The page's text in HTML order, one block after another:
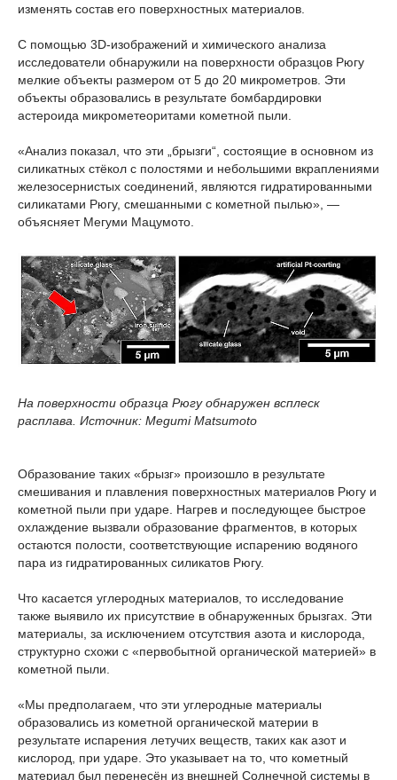
изменять состав его поверхностных материалов.
С помощью 3D-изображений и химического анализа
исследователи обнаружили на поверхности образцов Рюгу
мелкие объекты размером от 5 до 20 микрометров. Эти
объекты образовались в результате бомбардировки
астероида микрометеоритами кометной пыли.
«Анализ показал, что эти „брызги“, состоящие в основном из
силикатных стёкол с полостями и небольшими вкраплениями
железосернистых соединений, являются гидратированными
силикатами Рюгу, смешанными с кометной пылью», —
объясняет Мегуми Мацумото.
На поверхности образца Рюгу обнаружен всплеск
расплава. Источник: Megumi Matsumoto
Образование таких «брызг» произошло в результате
смешивания и плавления поверхностных материалов Рюгу и
кометной пыли при ударе. Нагрев и последующее быстрое
охлаждение вызвали образование фрагментов, в которых
остаются полости, соответствующие испарению водяного
пара из гидратированных силикатов Рюгу.
Что касается углеродных материалов, то исследование
также выявило их присутствие в обнаруженных брызгах. Эти
материалы, за исключением отсутствия азота и кислорода,
структурно схожи с «первобытной органической материей» в
кометной пыли.
«Мы предполагаем, что эти углеродные материалы
образовались из кометной органической материи в
результате испарения летучих веществ, таких как азот и
кислород, при ударе. Это указывает на то, что кометный
материал был перенесён из внешней Солнечной системы в